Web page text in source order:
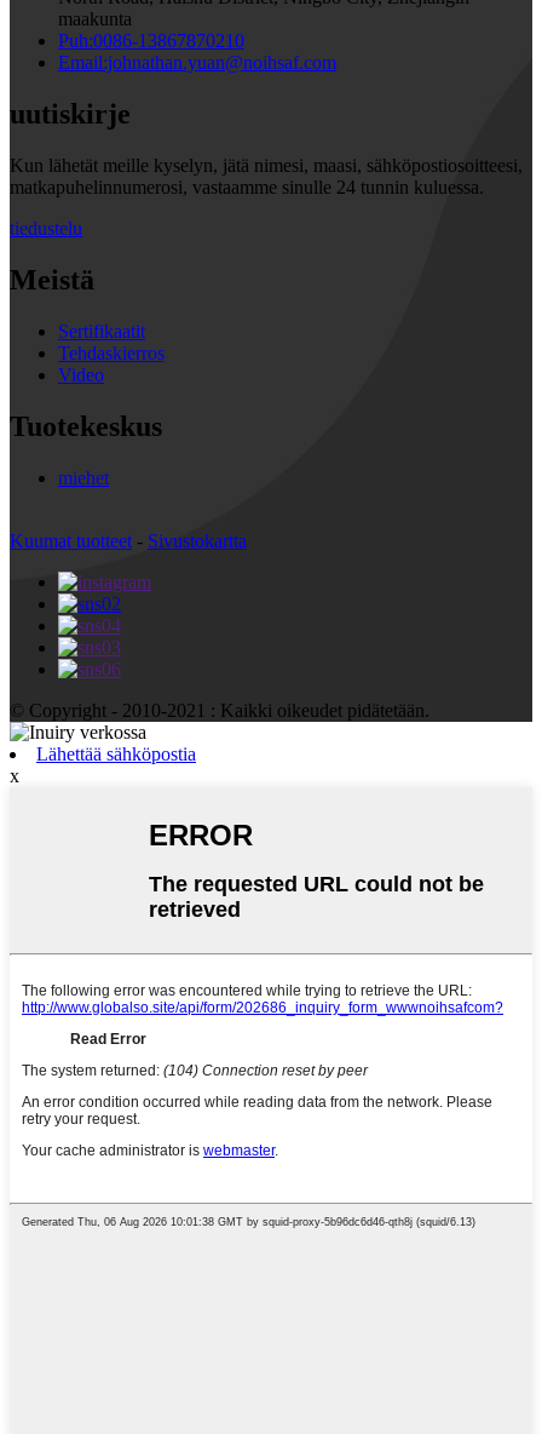
maakunta
Puh:0086-13867870210
Email:johnathan.yuan@noihsaf.com
uutiskirje
Kun lähetät meille kyselyn, jätä nimesi, maasi, sähköpostiosoitteesi,
matkapuhelinnumerosi, vastaamme sinulle 24 tunnin kuluessa.
tiedustelu
Meistä
Sertifikaatit
Tehdaskierros
Video
Tuotekeskus
miehet
Kuumat tuotteet - Sivustokartta
© Copyright - 2010-2021 : Kaikki oikeudet pidätetään.
Lähettää sähköpostia
x